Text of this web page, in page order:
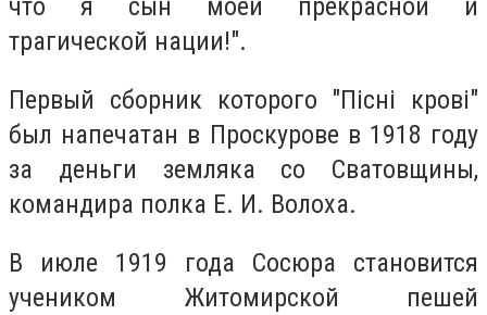
что я сын моей прекрасной и
трагической нации!".
Первый сборник которого "Пісні крові"
был напечатан в Проскурове в 1918 году
за деньги земляка со Сватовщины,
командира полка Е. И. Волоха.
В июле 1919 года Сосюра становится
учеником Житомирской пешей